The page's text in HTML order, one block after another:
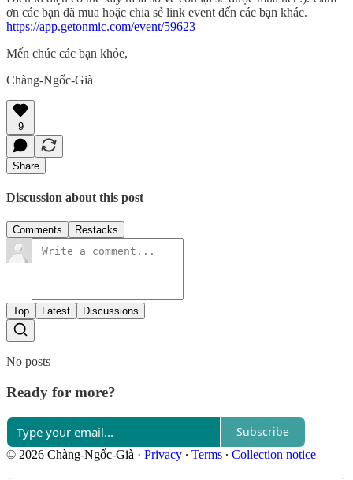
ơn các bạn đã mua hoặc chia sẻ link event đến các bạn khác.
https://app.getonmic.com/event/59623
Mến chúc các bạn khỏe,
Chàng-Ngốc-Già
9
Share
Discussion about this post
Comments Restacks
Top Latest Discussions
No posts
Ready for more?
Subscribe
© 2026 Chàng-Ngốc-Già · Privacy ∙ Terms ∙ Collection notice